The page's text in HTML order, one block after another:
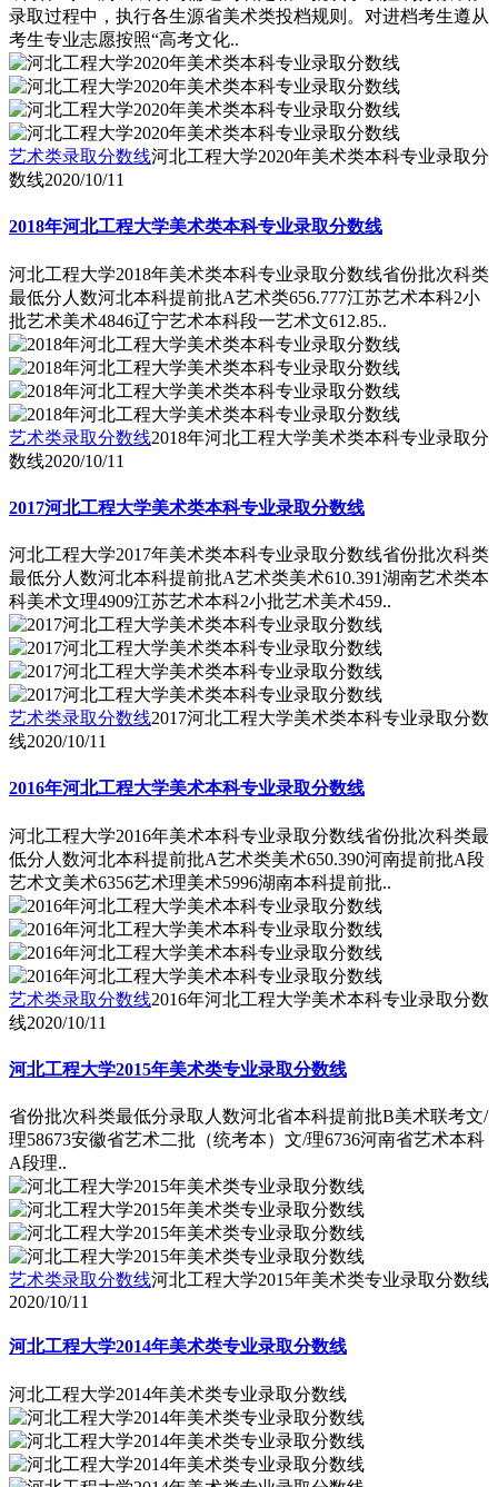
录取过程中，执行各生源省美术类投档规则。对进档考生遵从
考生专业志愿按照“高考文化..
艺术类录取分数线河北工程大学2020年美术类本科专业录取分
数线2020/10/11
2018年河北工程大学美术类本科专业录取分数线
河北工程大学2018年美术类本科专业录取分数线省份批次科类
最低分人数河北本科提前批A艺术类656.777江苏艺术本科2小
批艺术美术4846辽宁艺术本科段一艺术文612.85..
艺术类录取分数线2018年河北工程大学美术类本科专业录取分
数线2020/10/11
2017河北工程大学美术类本科专业录取分数线
河北工程大学2017年美术类本科专业录取分数线省份批次科类
最低分人数河北本科提前批A艺术类美术610.391湖南艺术类本
科美术文理4909江苏艺术本科2小批艺术美术459..
艺术类录取分数线2017河北工程大学美术类本科专业录取分数
线2020/10/11
2016年河北工程大学美术本科专业录取分数线
河北工程大学2016年美术本科专业录取分数线省份批次科类最
低分人数河北本科提前批A艺术类美术650.390河南提前批A段
艺术文美术6356艺术理美术5996湖南本科提前批..
艺术类录取分数线2016年河北工程大学美术本科专业录取分数
线2020/10/11
河北工程大学2015年美术类专业录取分数线
省份批次科类最低分录取人数河北省本科提前批B美术联考文/
理58673安徽省艺术二批（统考本）文/理6736河南省艺术本科
A段理..
艺术类录取分数线河北工程大学2015年美术类专业录取分数线
2020/10/11
河北工程大学2014年美术类专业录取分数线
河北工程大学2014年美术类专业录取分数线